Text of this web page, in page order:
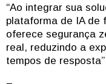
“Ao integrar sua
plataforma de IA de
oferece segurança
real, reduzindo a
tempos de